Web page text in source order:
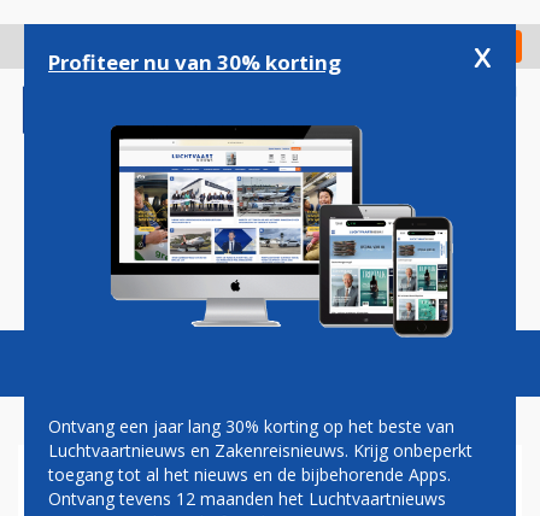
gaan
Check in
Magazine Podcasts Vacatures
PAUL GROVE: IS DE VASTE
Profiteer nu van 30% korting x
Ontvang een jaar lang 30% korting op het beste van
Luchtvaartnieuws en Zakenreisnieuws. Krijg onbeperkt
toegang tot al het nieuws en de bijbehorende Apps.
Ontvang tevens 12 maanden het Luchtvaartnieuws